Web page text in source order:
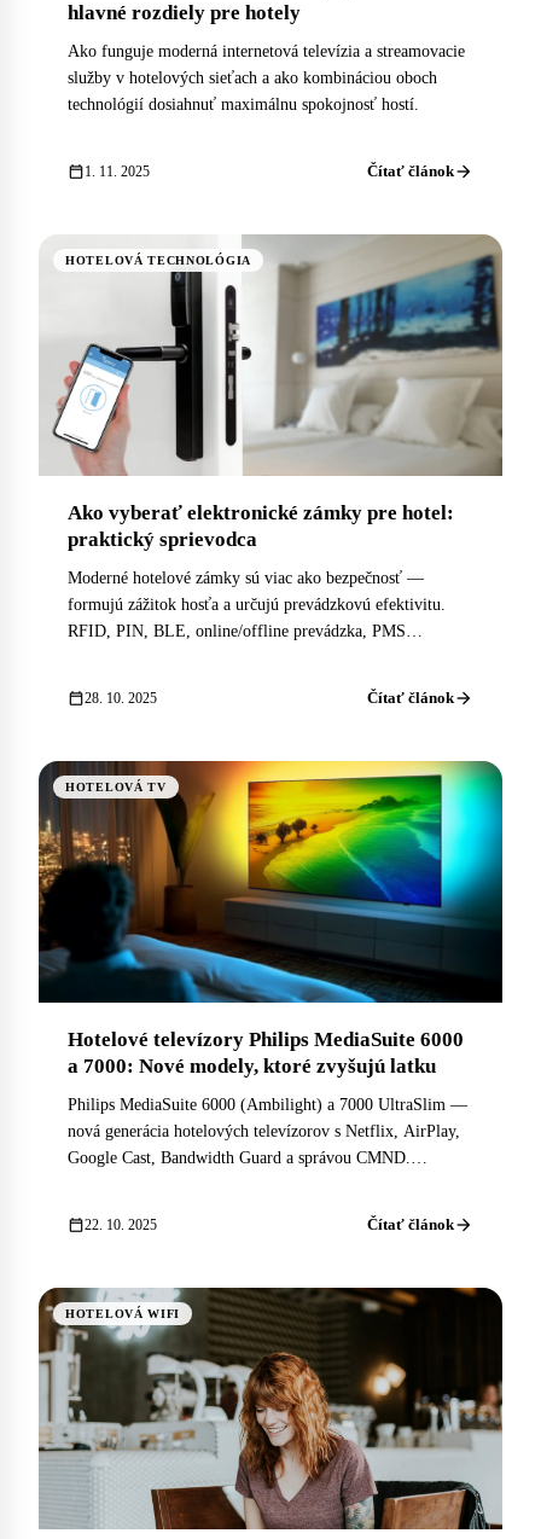
hlavné rozdiely pre hotely
Ako funguje moderná internetová televízia a streamovacie
služby v hotelových sieťach a ako kombináciou oboch
technológií dosiahnuť maximálnu spokojnosť hostí.
calendar_today1. 11. 2025 Čítať článokarrow_forward
HOTELOVÁ TECHNOLÓGIA
Ako vyberať elektronické zámky pre hotel:
praktický sprievodca
Moderné hotelové zámky sú viac ako bezpečnosť —
formujú zážitok hosťa a určujú prevádzkovú efektivitu.
RFID, PIN, BLE, online/offline prevádzka, PMS
calendar_today28. 10. 2025 Čítať článokarrow_forward
HOTELOVÁ TV
Hotelové televízory Philips MediaSuite 6000
a 7000: Nové modely, ktoré zvyšujú latku
Philips MediaSuite 6000 (Ambilight) a 7000 UltraSlim —
nová generácia hotelových televízorov s Netflix, AirPlay,
Google Cast, Bandwidth Guard a správou CMND.
calendar_today22. 10. 2025 Čítať článokarrow_forward
HOTELOVÁ WIFI